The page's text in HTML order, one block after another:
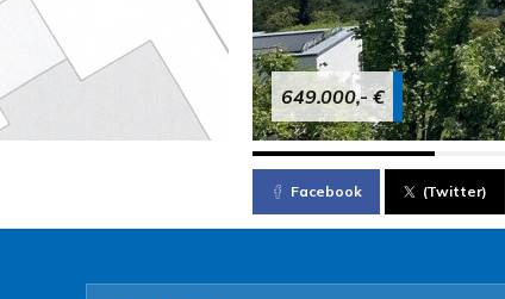
649.000,- €
Facebook (Twitter)